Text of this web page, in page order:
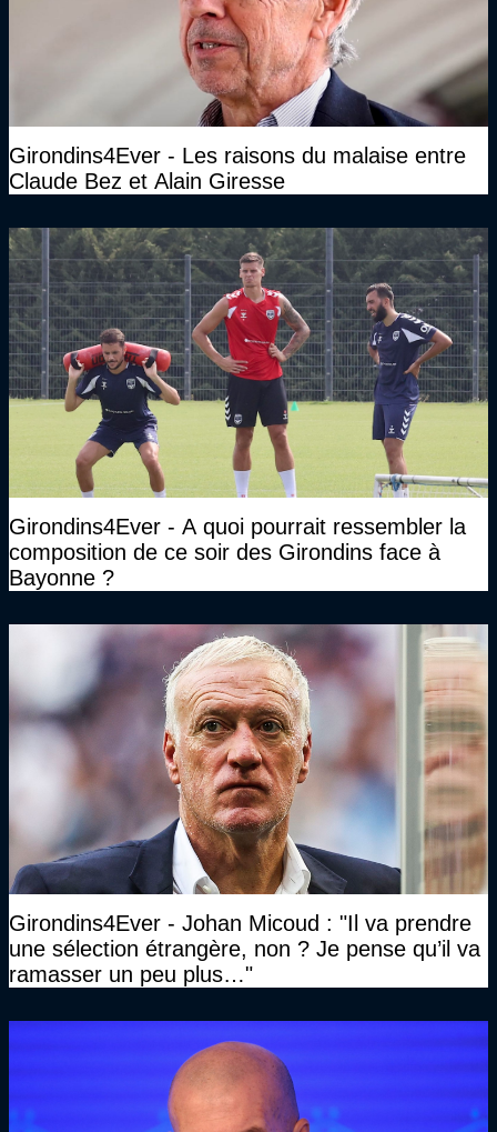
Girondins4Ever - Les raisons du malaise entre
Claude Bez et Alain Giresse
Girondins4Ever - A quoi pourrait ressembler la
composition de ce soir des Girondins face à
Bayonne ?
Girondins4Ever - Johan Micoud : "Il va prendre
une sélection étrangère, non ? Je pense qu’il va
ramasser un peu plus…"